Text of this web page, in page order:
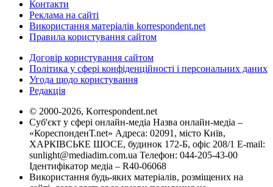
Контакти
Реклама на сайті
Використання матеріалів korrespondent.net
Правила користування сайтом
Договір користування сайтом
Політика у сфері конфіденційності і персональних даних
Угода щодо користування
Редакція
© 2000-2026, Korrespondent.net
Суб'єкт у сфері онлайн-медіа Назва онлайн-медіа –
«КореспонденТ.net» Адреса: 02091, місто Київ,
ХАРКІВСЬКЕ ШОСЕ, будинок 172-Б, офіс 208/1 E-mail:
sunlight@mediadim.com.ua Телефон: 044-205-43-00
Ідентифікатор медіа – R40-06068
Використання будь-яких матеріалів, розміщених на